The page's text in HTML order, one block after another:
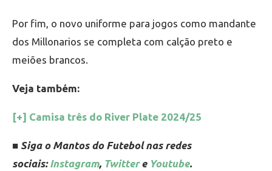
Por fim, o novo uniforme para jogos como mandante
dos Millonarios se completa com calção preto e
meiões brancos.
Veja também:
[+] Camisa três do River Plate 2024/25
■ Siga o Mantos do Futebol nas redes
sociais:Instagram, Twittere Youtube.